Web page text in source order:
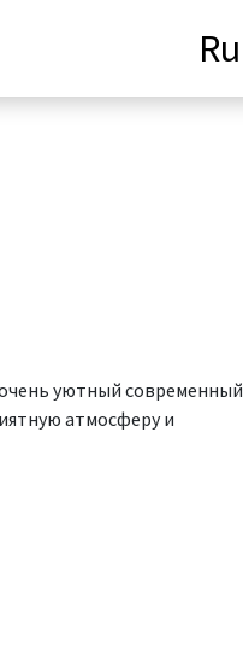
Ru
уютный современный
атмосферу и